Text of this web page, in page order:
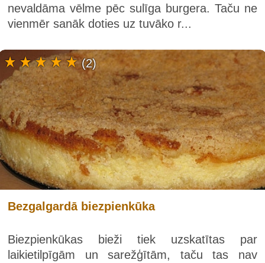
nevaldāma vēlme pēc sulīga burgera. Taču ne
vienmēr sanāk doties uz tuvāko r...
Bezgalgardā biezpienkūka
Biezpienkūkas bieži tiek uzskatītas par
laikietilpīgām un sarežģītām, taču tas nav
(2)